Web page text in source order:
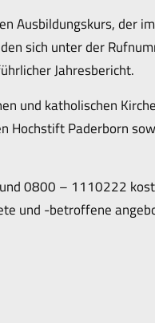
Ausbildungskurs, der
sich unter der
Jahresbericht.
und katholischen
Hochstift Paderborn
0800 – 1110222
und -betroffene